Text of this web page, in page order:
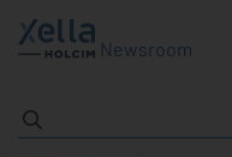
Newsroom